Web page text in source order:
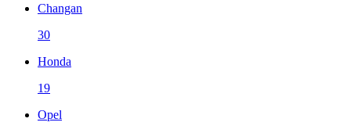
Changan
30
Honda
19
Opel